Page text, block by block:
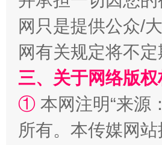
站台名比不上好声名
网只是提供公众/
网有关规定将不
三、关于网络版权
① 本网注明“来源
所有。本传媒网